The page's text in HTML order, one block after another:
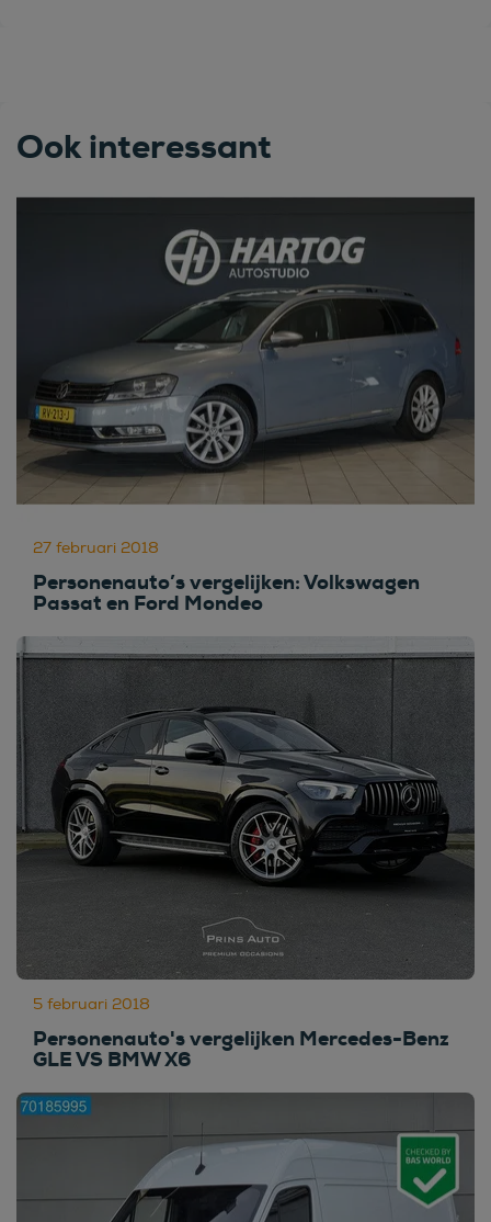
Ook interessant
27 februari 2018
Personenauto’s vergelijken: Volkswagen
Passat en Ford Mondeo
5 februari 2018
Personenauto's vergelijken Mercedes-Benz
GLE VS BMW X6